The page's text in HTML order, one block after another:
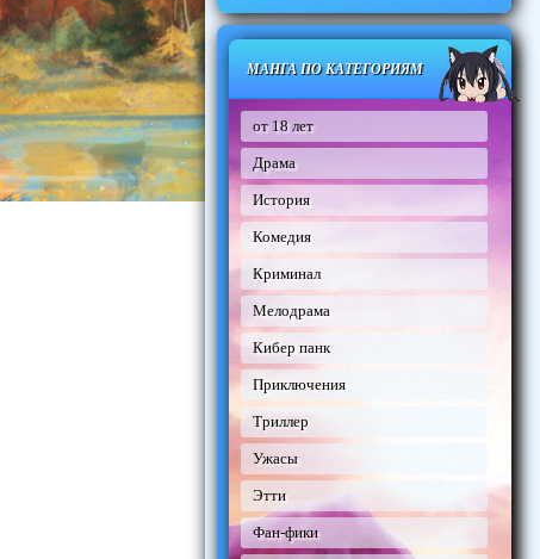
МАНГА ПО КАТЕГОРИЯМ
от 18 лет
Драма
История
Комедия
Криминал
Мелодрама
Кибер панк
Приключения
Триллер
Ужасы
Этти
Фан-фики